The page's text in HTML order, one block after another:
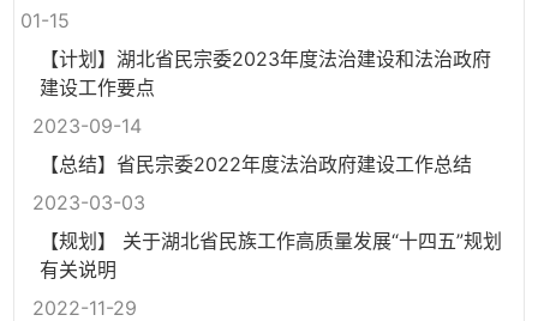
01-15
【计划】湖北省民宗委2023年度法治建设和法治政府
建设工作要点
2023-09-14
【总结】省民宗委2022年度法治政府建设工作总结
2023-03-03
【规划】 关于湖北省民族工作高质量发展“十四五”规划
有关说明
2022-11-29